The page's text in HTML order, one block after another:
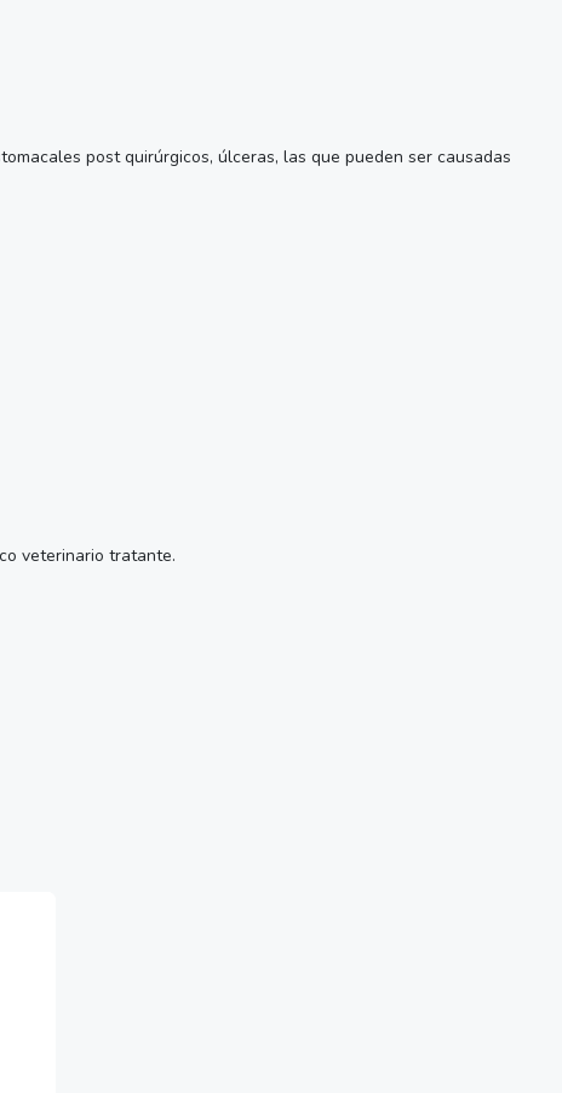
post quirúrgicos, úlceras, las que pueden ser causadas
veterinario tratante.